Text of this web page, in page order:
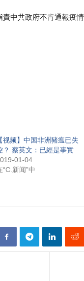
中共政府不肯通報疫
【视频】中国非洲豬瘟已失
？ 蔡英文：已經是事實
01-04
“C.新闻”中